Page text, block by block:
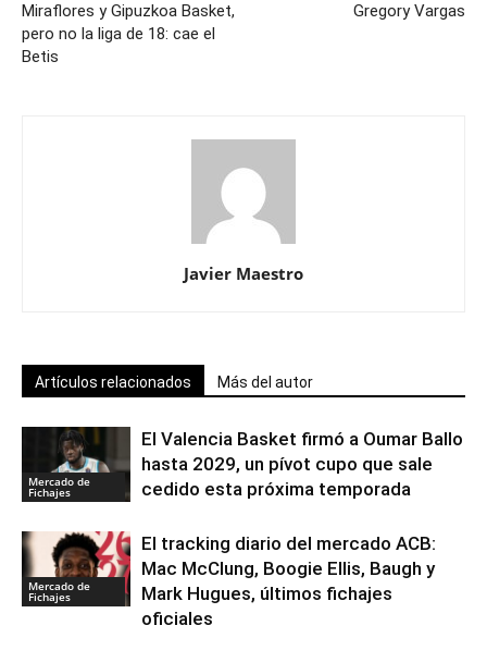
Miraflores y Gipuzkoa Basket,
pero no la liga de 18: cae el
Betis
Gregory Vargas
Javier Maestro
Artículos relacionados Más del autor
Mercado de
Fichajes
El Valencia Basket firmó a Oumar Ballo
hasta 2029, un pívot cupo que sale
cedido esta próxima temporada
Mercado de
Fichajes
El tracking diario del mercado ACB:
Mac McClung, Boogie Ellis, Baugh y
Mark Hugues, últimos fichajes
oficiales